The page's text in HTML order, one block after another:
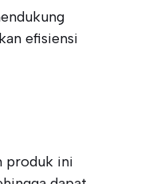
efisiensi
produk ini